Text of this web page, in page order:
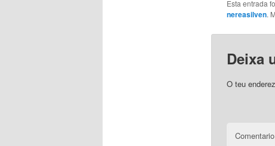
Esta entrada
nereasilven.
Deixa
O teu
Comentario